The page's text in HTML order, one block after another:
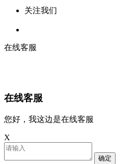
关注我们
在线客服
在线客服
您好，我这边是在线客服
X
确定